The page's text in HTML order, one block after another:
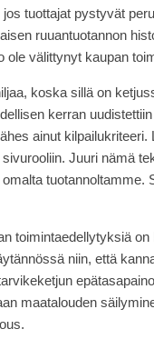
tuottajat pystyvät
ruuantuotannon
ole välittynyt kaupan
koska sillä on
kerran
ainut kilpailukriteeri.
Juuri nämä
tuotannoltamme.
toimintaedellytyksiä
niin, että
maatalouden